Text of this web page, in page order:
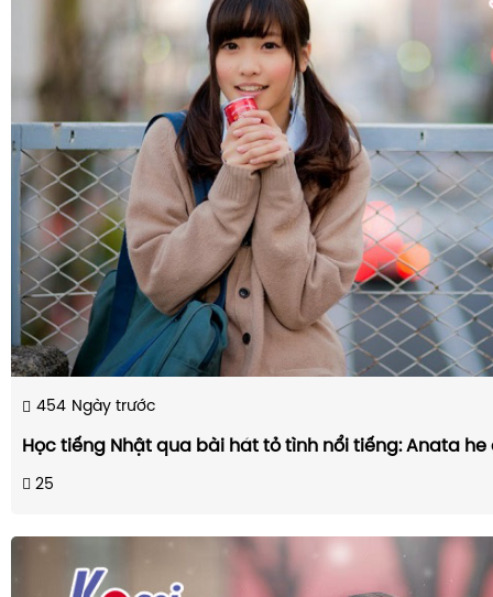
454 Ngày trước
Học tiếng Nhật qua bài hát tỏ tình nổi tiếng: Anata he
25